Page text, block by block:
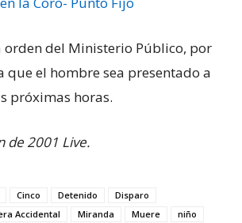
orden del Ministerio Público, por
que el hombre sea presentado a
próximas horas.
de 2001 Live.
Cinco Detenido
Disparo
Accidental Miranda Muere
niño